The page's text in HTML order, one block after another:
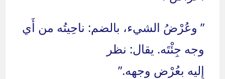
” وعُرْضُ الشيء، بالضم: ناحِيتُه من أَي
وجه جِئْتَه. يقال: نظر
إِليه بعُرْضِ وجهه.”